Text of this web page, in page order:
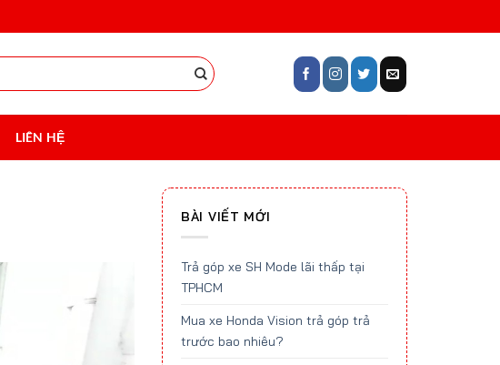
LIÊN HỆ
BÀI VIẾT MỚI
Trả góp xe SH Mode lãi thấp tại
TPHCM
Mua xe Honda Vision trả góp trả
trước bao nhiêu?